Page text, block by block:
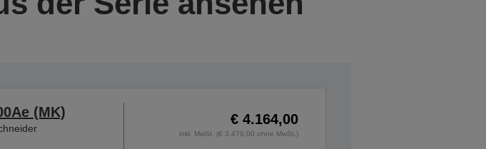
(MK) € 4.164,00
inkl. MwSt. (€ 3.470,00 ohne MwSt.)